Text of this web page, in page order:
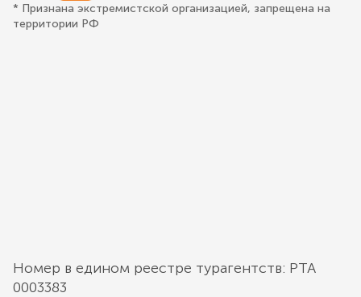
* Признана экстремистской организацией, запрещена на
территории РФ
Номер в едином реестре турагентств: РТА
0003383